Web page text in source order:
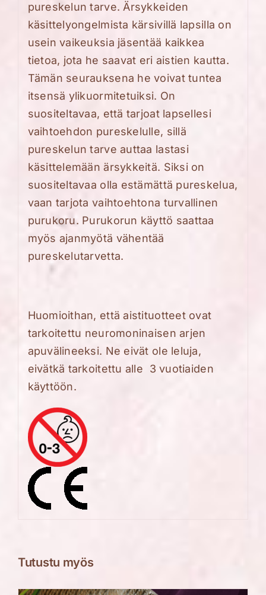
pureskelun tarve. Ärsykkeiden
käsittelyongelmista kärsivillä lapsilla on
usein vaikeuksia jäsentää kaikkea
tietoa, jota he saavat eri aistien kautta.
Tämän seurauksena he voivat tuntea
itsensä ylikuormitetuiksi. On
suositeltavaa, että tarjoat lapsellesi
vaihtoehdon pureskelulle, sillä
pureskelun tarve auttaa lastasi
käsittelemään ärsykkeitä. Siksi on
suositeltavaa olla estämättä pureskelua,
vaan tarjota vaihtoehtona turvallinen
purukoru. Purukorun käyttö saattaa
myös ajanmyötä vähentää
pureskelutarvetta.
Huomioithan, että aistituotteet ovat
tarkoitettu neuromoninaisen arjen
apuvälineeksi. Ne eivät ole leluja,
eivätkä tarkoitettu alle 3 vuotiaiden
käyttöön.
Tutustu myös